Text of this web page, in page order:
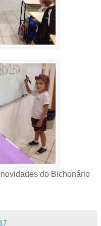
do Bichonário